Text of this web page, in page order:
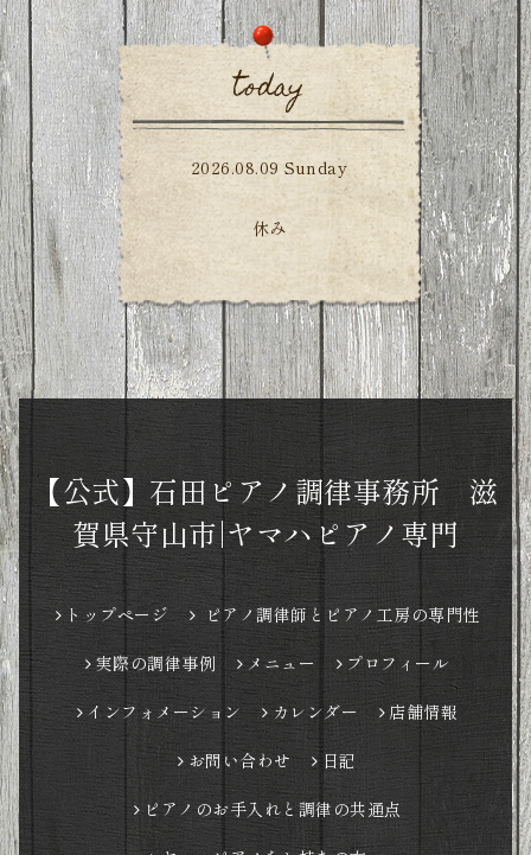
today
2026.08.09 Sunday
休み
【公式】石田ピアノ調律事務所 滋
賀県守山市|ヤマハピアノ専門
トップページ ピアノ調律師とピアノ工房の専門性
実際の調律事例 メニュー プロフィール
インフォメーション カレンダー 店舗情報
お問い合わせ 日記
ピアノのお手入れと調律の共通点